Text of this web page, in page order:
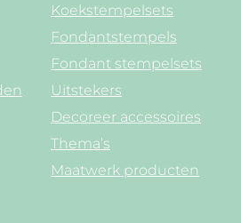
Koekstempelsets
Fondantstempels
Fondant stempelsets
Uitstekers
Decoreer accessoires
Thema’s
Maatwerk producten